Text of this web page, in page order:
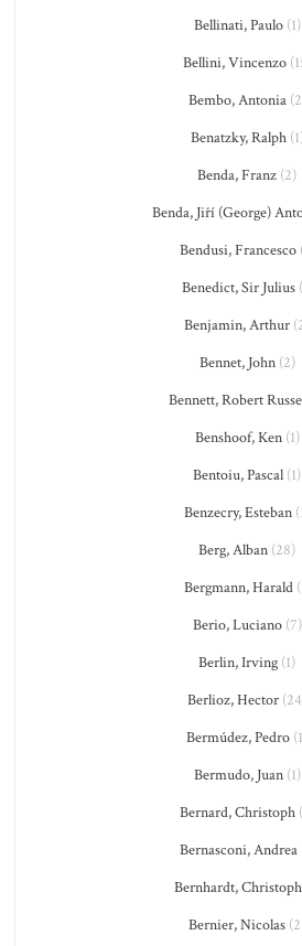
Bellinati, Paulo(1)
Bellini, Vincenzo
Bembo, Antonia
Benatzky, Ralph
Benda, Franz (2)
Benda, Jiří (George)
Bendusi, Francesco
Benedict, Sir Julius
Benjamin, Arthur
Bennet, John(2)
Bennett, Robert
Benshoof, Ken(1)
Bentoiu, Pascal (1)
Benzecry, Esteban
Berg, Alban (28)
Bergmann, Harald
Berio, Luciano(7)
Berlin, Irving (1)
Berlioz, Hector
Bermúdez, Pedro
Bermudo, Juan(1)
Bernard, Christoph
Bernasconi, Andrea
Bernhardt, Christoph
Bernier, Nicolas